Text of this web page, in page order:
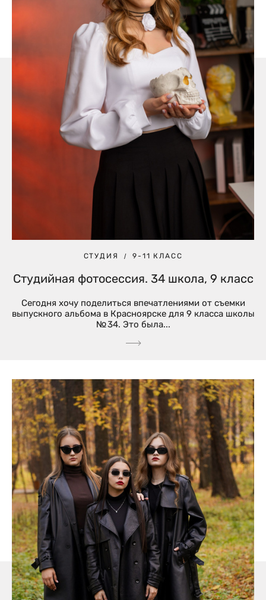
СТУДИЯ 9-11 КЛАСС
Студийная фотосессия. 34 школа, 9 класс
Сегодня хочу поделиться впечатлениями от съемки
выпускного альбома в Красноярске для 9 класса школы
№ 34. Это была...